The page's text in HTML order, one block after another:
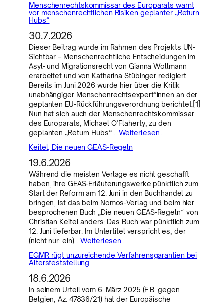
Menschenrechtskommissar des Europarats warnt
vor menschenrechtlichen Risiken geplanter „Return
Hubs“
30.7.2026
Dieser Beitrag wurde im Rahmen des Projekts UN-
Sichtbar – Menschenrechtliche Entscheidungen im
Asyl- und Migrationsrecht von Gianna Wollmann
erarbeitet und von Katharina Stübinger redigiert.
Bereits im Juni 2026 wurde hier über die Kritik
unabhängiger Menschenrechtsexpert*innen an der
geplanten EU-Rückführungsverordnung berichtet.[1]
Nun hat sich auch der Menschenrechtskommissar
des Europarats, Michael O’Flaherty, zu den
geplanten „Return Hubs“… Weiterlesen..
Keitel, Die neuen GEAS-Regeln
19.6.2026
Während die meisten Verlage es nicht geschafft
haben, ihre GEAS-Erläuterungswerke pünktlich zum
Start der Reform am 12. Juni in den Buchhandel zu
bringen, ist das beim Nomos-Verlag und beim hier
besprochenen Buch „Die neuen GEAS-Regeln“ von
Christian Keitel anders: Das Buch war pünktlich zum
12. Juni lieferbar. Im Untertitel verspricht es, der
(nicht nur: ein)…Weiterlesen..
EGMR rügt unzureichende Verfahrensgarantien bei
Altersfeststellung
18.6.2026
In seinem Urteil vom 6. März 2025 (F.B. gegen
Belgien, Az. 47836/21) hat der Europäische